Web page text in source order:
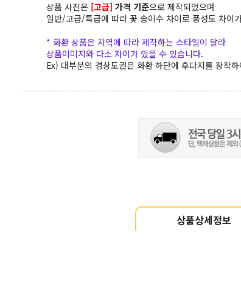
상품 사진은 [고급] 가격 기준으로 제작되었으며
일반/고급/특급에 따라 꽃 송이수 차이로 풍성도 차이
* 화환 상품은 지역에 따라 제작하는 스타일이 달라
상품이미지와 다소 차이가 있을 수 있습니다.
Ex) 대부분의 경상도권은 화환 하단에 후다지를 장착
상품상세정보